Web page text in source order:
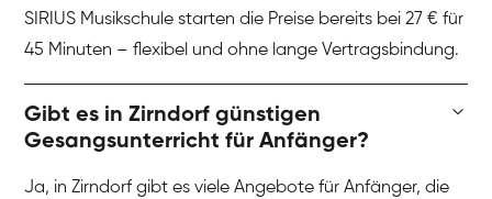
SIRIUS Musikschule starten die Preise bereits bei 27 € für
45 Minuten – flexibel und ohne lange Vertragsbindung.
Gibt es in Zirndorf günstigen
Gesangsunterricht für Anfänger?
Ja, in Zirndorf gibt es viele Angebote für Anfänger, die